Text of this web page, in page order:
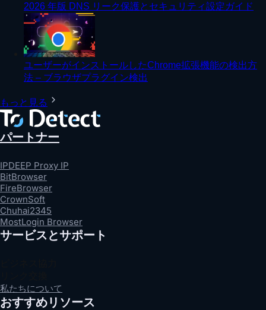
2026 年版 DNS リーク保護とセキュリティ設定ガイド
ユーザーがインストールしたChrome拡張機能の検出方
法 – ブラウザプラグイン検出
もっと見る
パートナー
IPDEEP Proxy IP
BitBrowser
FireBrowser
CrownSoft
Chuhai2345
MostLogin Browser
サービスとサポート
私たちについて
おすすめリソース